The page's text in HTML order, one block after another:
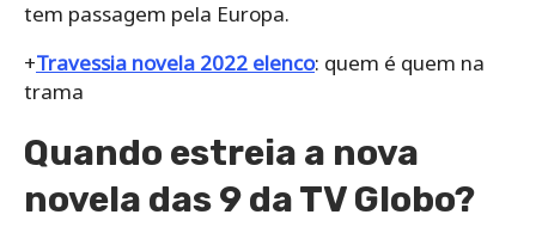
tem passagem pela Europa.
+Travessia novela 2022 elenco: quem é quem na
trama
Quando estreia a nova
novela das 9 da TV Globo?